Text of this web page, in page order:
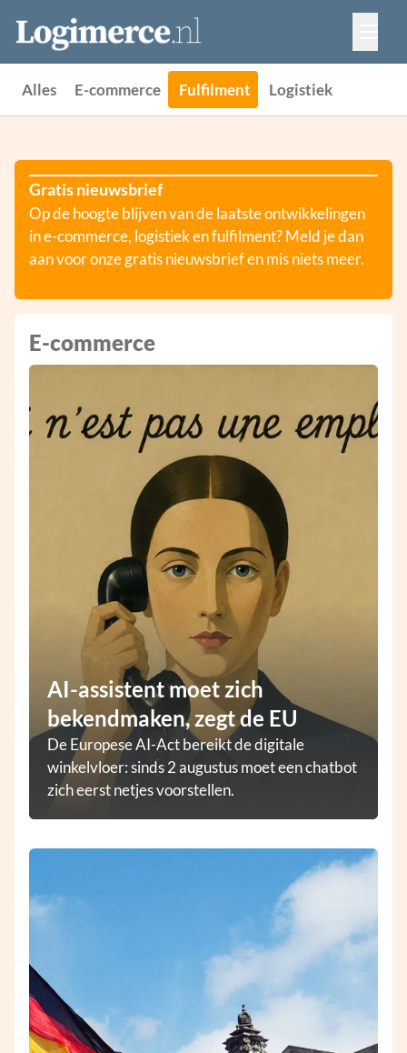
Vacatures
Events
Alles E-commerce Fulfilment Logistiek
Gratis nieuwsbrief
Op de hoogte blijven van de laatste ontwikkelingen
in e-commerce, logistiek en fulfilment? Meld je dan
aan voor onze gratis nieuwsbrief en mis niets meer.
E-commerce
AI-assistent moet zich
bekendmaken, zegt de EU
De Europese AI-Act bereikt de digitale
winkelvloer: sinds 2 augustus moet een chatbot
zich eerst netjes voorstellen.